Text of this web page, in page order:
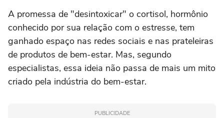
A promessa de "desintoxicar" o cortisol, hormônio
conhecido por sua relação com o estresse, tem
ganhado espaço nas redes sociais e nas prateleiras
de produtos de bem-estar. Mas, segundo
especialistas, essa ideia não passa de mais um mito
criado pela indústria do bem-estar.
PUBLICIDADE